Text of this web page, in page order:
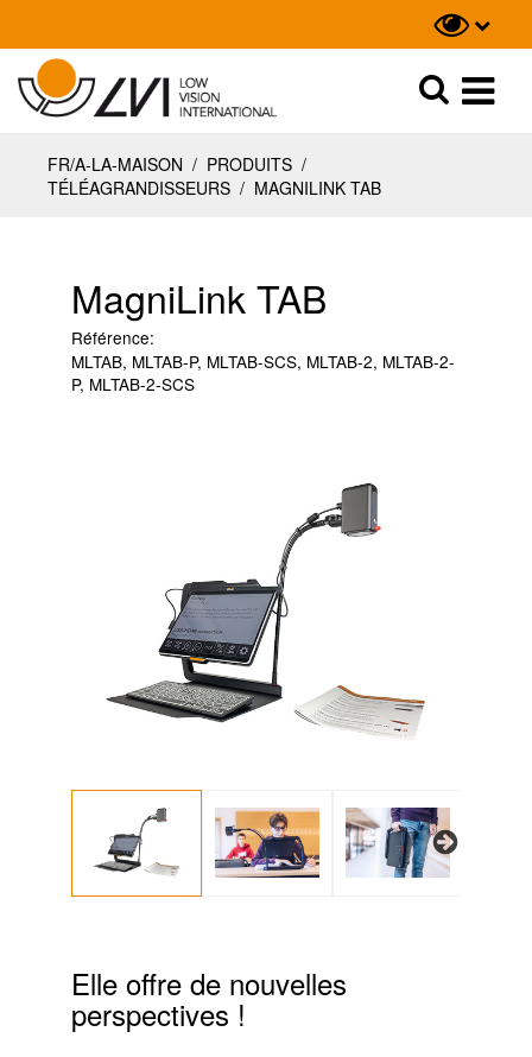
Recherche
FR/A-LA-MAISON / PRODUITS /
TÉLÉAGRANDISSEURS / MAGNILINK TAB
MagniLink TAB
Référence:
MLTAB, MLTAB-P, MLTAB-SCS, MLTAB-2, MLTAB-2-
P, MLTAB-2-SCS
Next
Elle offre de nouvelles
perspectives !